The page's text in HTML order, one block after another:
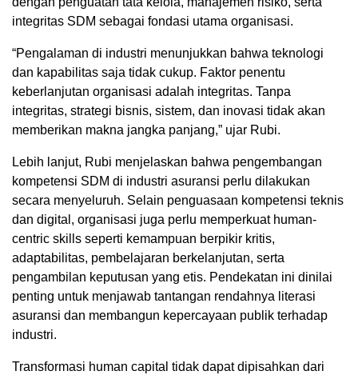
integritas SDM sebagai fondasi utama organisasi.
“Pengalaman di industri menunjukkan bahwa teknologi
dan kapabilitas saja tidak cukup. Faktor penentu
keberlanjutan organisasi adalah integritas. Tanpa
integritas, strategi bisnis, sistem, dan inovasi tidak akan
memberikan makna jangka panjang,” ujar Rubi.
Lebih lanjut, Rubi menjelaskan bahwa pengembangan
kompetensi SDM di industri asuransi perlu dilakukan
secara menyeluruh. Selain penguasaan kompetensi teknis
dan digital, organisasi juga perlu memperkuat human-
centric skills seperti kemampuan berpikir kritis,
adaptabilitas, pembelajaran berkelanjutan, serta
pengambilan keputusan yang etis. Pendekatan ini dinilai
penting untuk menjawab tantangan rendahnya literasi
asuransi dan membangun kepercayaan publik terhadap
industri.
Transformasi human capital tidak dapat dipisahkan dari